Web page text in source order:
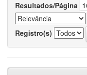
Resultados/Página
Registro(s)